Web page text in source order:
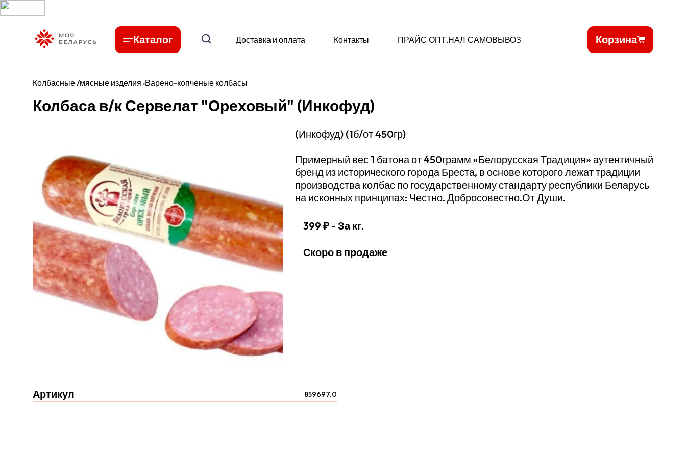
Каталог Доставка и оплата Контакты ПРАЙС.ОПТ.НАЛ.САМОВЫВОЗ Корзина
Колбасные /мясные изделия ›Варено-копченые колбасы
Колбаса в/к Сервелат "Ореховый" (Инкофуд)
(Инкофуд) (1б/от 450гр)
Примерный вес 1 батона от 450грамм «Белорусская Традиция» аутентичный
бренд из исторического города Бреста, в основе которого лежат традиции
производства колбас по государственному стандарту республики Беларусь
на исконных принципах: Честно. Добросовестно.От Души.
399 ₽ - За кг.
Скоро в продаже
Артикул 859697.0